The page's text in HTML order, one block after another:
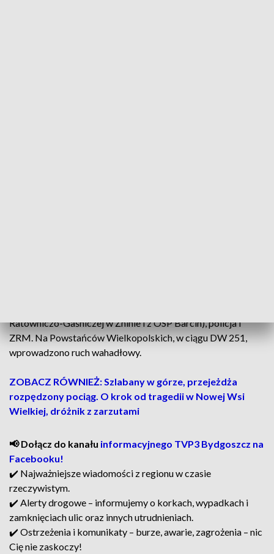
Ratowniczo-Gaśniczej w Żninie i z OSP Barcin), policja i
ZRM. Na Powstańców Wielkopolskich, w ciągu DW 251,
wprowadzono ruch wahadłowy.
ZOBACZ RÓWNIEŻ: Szlabany w górze, przejeżdża
rozpędzony pociąg. O krok od tragedii w Nowej Wsi
Wielkiej, dróżnik z zarzutami
📢 Dołącz do kanału informacyjnego TVP3 Bydgoszcz na
Facebooku!
✔️ Najważniejsze wiadomości z regionu w czasie
rzeczywistym.
✔️ Alerty drogowe – informujemy o korkach, wypadkach i
zamknięciach ulic oraz innych utrudnieniach.
✔️ Ostrzeżenia i komunikaty – burze, awarie, zagrożenia – nic
Cię nie zaskoczy!